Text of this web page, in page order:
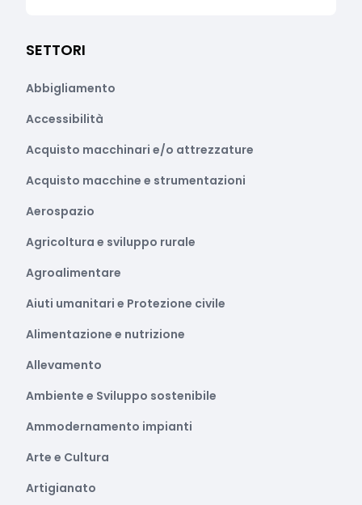
SETTORI
Abbigliamento
Accessibilità
Acquisto macchinari e/o attrezzature
Acquisto macchine e strumentazioni
Aerospazio
Agricoltura e sviluppo rurale
Agroalimentare
Aiuti umanitari e Protezione civile
Alimentazione e nutrizione
Allevamento
Ambiente e Sviluppo sostenibile
Ammodernamento impianti
Arte e Cultura
Artigianato